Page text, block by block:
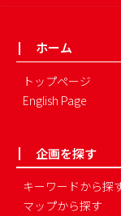
ホーム
トップページ
English Page
企画を探す
キーワードから探
マップから探す